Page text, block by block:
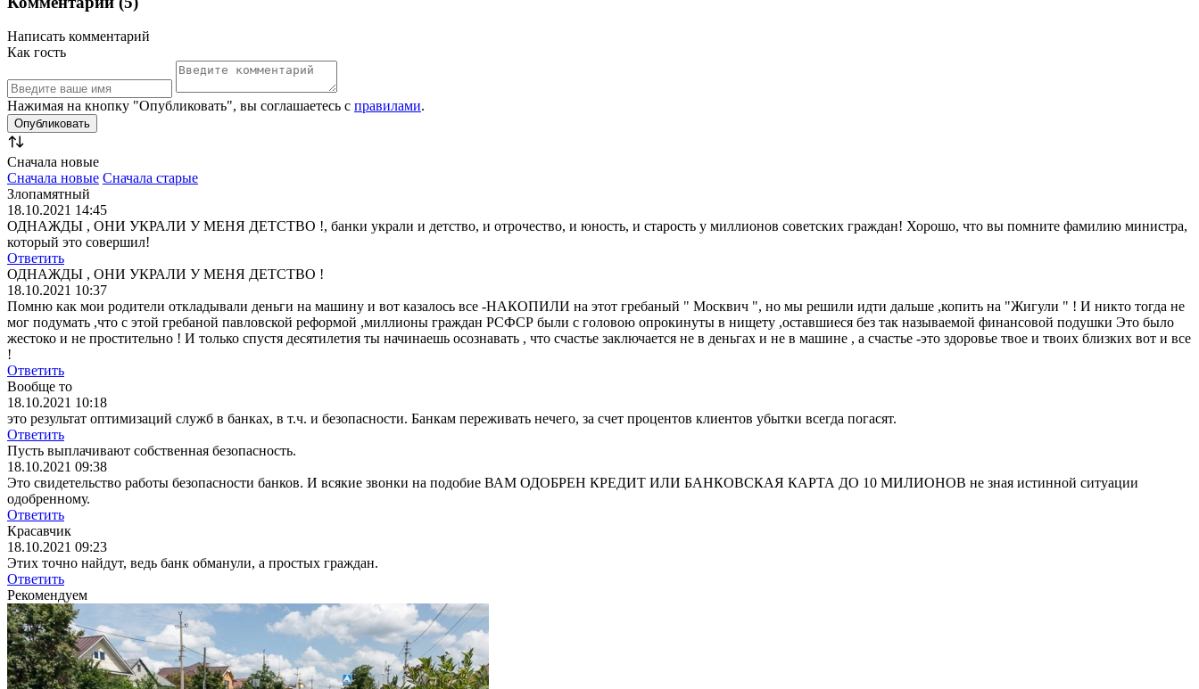
Написать комментарий
Как гость
Нажимая на кнопку "Опубликовать", вы соглашаетесь с правилами.
Сначала новые
Сначала новые Сначала старые
Злопамятный
18.10.2021 14:45
ОДНАЖДЫ , ОНИ УКРАЛИ У МЕНЯ ДЕТСТВО !, банки украли и детство, и отрочество, и юность, и старость у миллионов советских граждан! Хорошо, что вы помните фамилию министра,
который это совершил!
Ответить
ОДНАЖДЫ , ОНИ УКРАЛИ У МЕНЯ ДЕТСТВО !
18.10.2021 10:37
Помню как мои родители откладывали деньги на машину и вот казалось все -НАКОПИЛИ на этот гребаный " Москвич ", но мы решили идти дальше ,копить на "Жигули " ! И никто тогда не
мог подумать ,что с этой гребаной павловской реформой ,миллионы граждан РСФСР были с головою опрокинуты в нищету ,оставшиеся без так называемой финансовой подушки Это было
жестоко и не простительно ! И только спустя десятилетия ты начинаешь осознавать , что счастье заключается не в деньгах и не в машине , а счастье -это здоровье твое и твоих близких вот и все
!
Ответить
Вообще то
18.10.2021 10:18
это результат оптимизаций служб в банках, в т.ч. и безопасности. Банкам переживать нечего, за счет процентов клиентов убытки всегда погасят.
Ответить
Пусть выплачивают собственная безопасность.
18.10.2021 09:38
Это свидетельство работы безопасности банков. И всякие звонки на подобие ВАМ ОДОБРЕН КРЕДИТ ИЛИ БАНКОВСКАЯ КАРТА ДО 10 МИЛИОНОВ не зная истинной ситуации
одобренному.
Ответить
Красавчик
18.10.2021 09:23
Этих точно найдут, ведь банк обманули, а простых граждан.
Ответить
Рекомендуем